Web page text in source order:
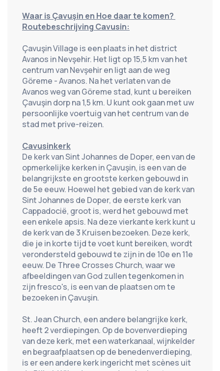
Waar is Çavuşin en Hoe daar te komen?
Routebeschrijving Cavusin:
Çavuşin Village is een plaats in het district
Avanos in Nevşehir. Het ligt op 15,5 km van het
centrum van Nevşehir en ligt aan de weg
Göreme - Avanos. Na het verlaten van de
Avanos weg van Göreme stad, kunt u bereiken
Çavuşin dorp na 1,5 km. U kunt ook gaan met uw
persoonlijke voertuig van het centrum van de
stad met prive-reizen.
Cavusinkerk
De kerk van Sint Johannes de Doper, een van de
opmerkelijke kerken in Çavuşin, is een van de
belangrijkste en grootste kerken gebouwd in
de 5e eeuw. Hoewel het gebied van de kerk van
Sint Johannes de Doper, de eerste kerk van
Cappadocië, groot is, werd het gebouwd met
een enkele apsis. Na deze vierkante kerk kunt u
de kerk van de 3 Kruisen bezoeken. Deze kerk,
die je in korte tijd te voet kunt bereiken, wordt
verondersteld gebouwd te zijn in de 10e en 11e
eeuw. De Three Crosses Church, waar we
afbeeldingen van God zullen tegenkomen in
zijn fresco's, is een van de plaatsen om te
bezoeken in Çavuşin.
St. Jean Church, een andere belangrijke kerk,
heeft 2 verdiepingen. Op de bovenverdieping
van deze kerk, met een waterkanaal, wijnkelder
en begraafplaatsen op de benedenverdieping,
is er een andere kerk ingericht met scènes uit